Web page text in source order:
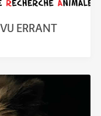
ERRANT